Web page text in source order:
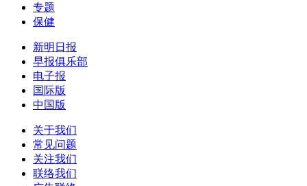
专题
保健
新明日报
早报俱乐部
电子报
国际版
中国版
关于我们
常见问题
关注我们
联络我们